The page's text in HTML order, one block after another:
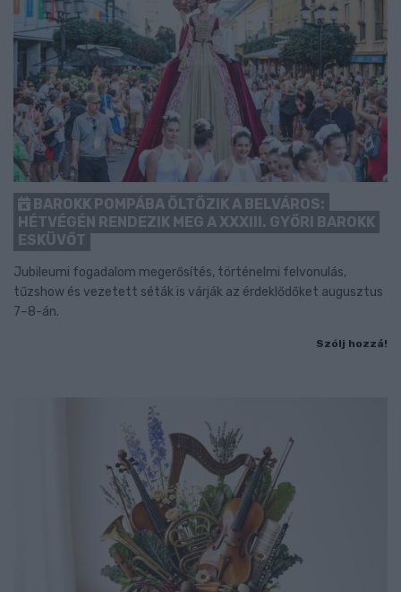
BAROKK POMPÁBA ÖLTÖZIK A BELVÁROS:
HÉTVÉGÉN RENDEZIK MEG A XXXIII. GYŐRI BAROKK
ESKÜVŐT
Jubileumi fogadalom megerősítés, történelmi felvonulás,
tűzshow és vezetett séták is várják az érdeklődőket augusztus
7–8-án.
Szólj hozzá!